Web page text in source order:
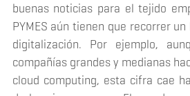
buenas noticias para el tejido
PYMES aún tienen que recorrer
digitalización. Por ejemplo,
compañías grandes y medianas
cloud computing, esta cifra cae